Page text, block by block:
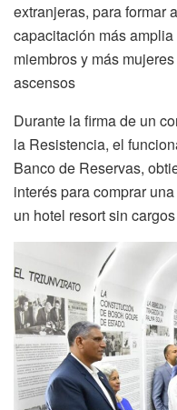
extranjeras, para formar
capacitación más
miembros y más
ascensos
Durante la firma de un
la Resistencia, el
Banco de Reservas,
interés para comprar
un hotel resort sin